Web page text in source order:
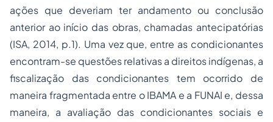
ações que deveriam ter andamento ou conclusão
anterior ao início das obras, chamadas antecipatórias
(ISA, 2014, p.1). Uma vez que, entre as condicionantes
encontram-se questões relativas a direitos indígenas, a
fiscalização das condicionantes tem ocorrido de
maneira fragmentada entre o IBAMA e a FUNAI e, dessa
maneira, a avaliação das condicionantes sociais e